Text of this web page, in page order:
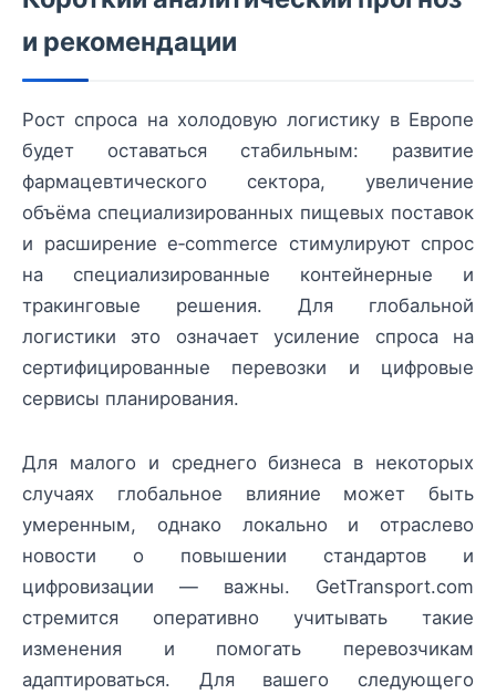
и рекомендации
Рост спроса на холодовую логистику в Европе
будет оставаться стабильным: развитие
фармацевтического сектора, увеличение
объёма специализированных пищевых поставок
и расширение e‑commerce стимулируют спрос
на специализированные контейнерные и
тракинговые решения. Для глобальной
логистики это означает усиление спроса на
сертифицированные перевозки и цифровые
сервисы планирования.
Для малого и среднего бизнеса в некоторых
случаях глобальное влияние может быть
умеренным, однако локально и отраслево
новости о повышении стандартов и
цифровизации — важны. GetTransport.com
стремится оперативно учитывать такие
изменения и помогать перевозчикам
адаптироваться. Для вашего следующего